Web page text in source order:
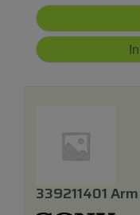
339211401